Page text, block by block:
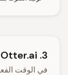
3. Otter.ai
في الوقت